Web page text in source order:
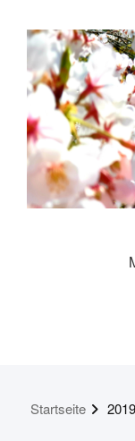
content
Startseite